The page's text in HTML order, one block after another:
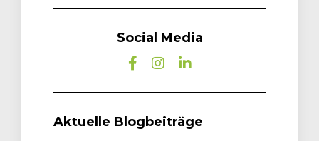
Social Media
Aktuelle Blogbeiträge